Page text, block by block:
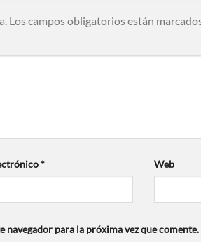
Los campos obligatorios están
* Web
para la próxima vez que comente.